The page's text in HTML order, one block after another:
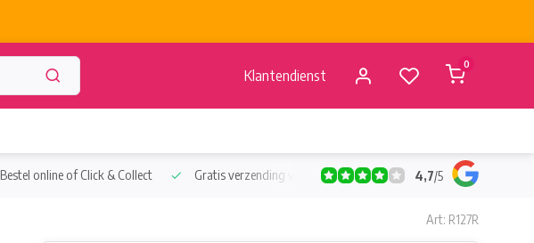
Klantendienst
0
Bestel online of Click & Collect Gratis verzending vanaf €50 Verzending vanaf BE €4,95 -
4,7/5
Art: R127R